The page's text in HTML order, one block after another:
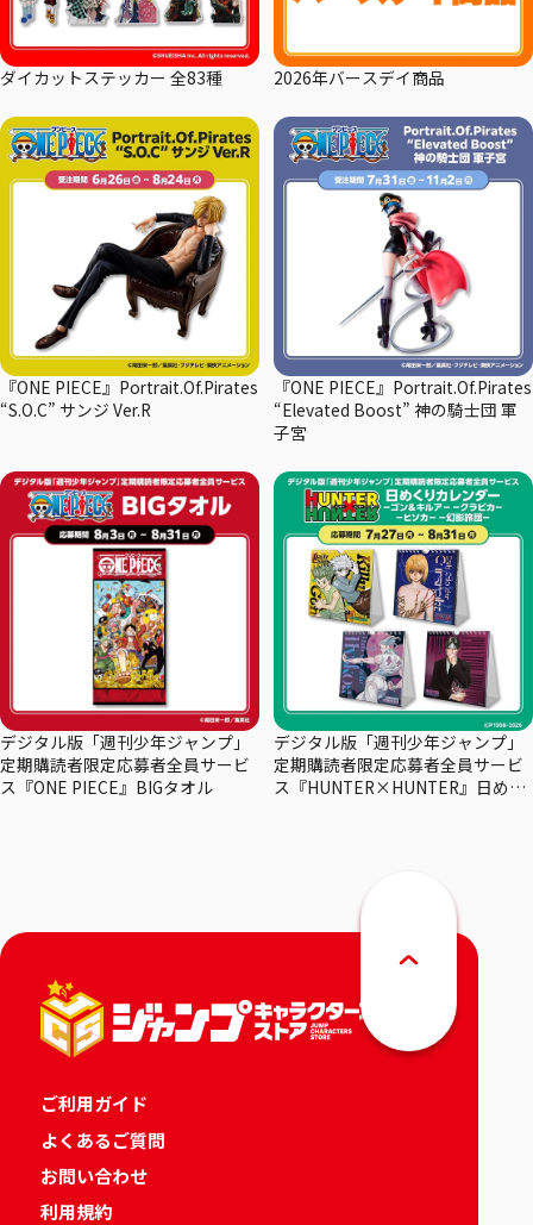
ダイカットステッカー 全83種 2026年バースデイ商品
『ONE PIECE』Portrait.Of.Pirates
“S.O.C” サンジ Ver.R
『ONE PIECE』Portrait.Of.Pirates
“Elevated Boost” 神の騎士団 軍
子宮
デジタル版「週刊少年ジャンプ」
定期購読者限定応募者全員サービ
ス『ONE PIECE』BIGタオル
デジタル版「週刊少年ジャンプ」
定期購読者限定応募者全員サービ
ス『HUNTER×HUNTER』日めく
ご利用ガイド
よくあるご質問
お問い合わせ
利用規約